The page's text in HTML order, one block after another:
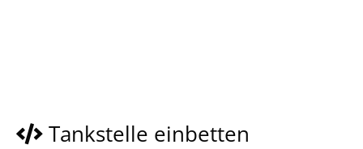
Tankstelle einbetten